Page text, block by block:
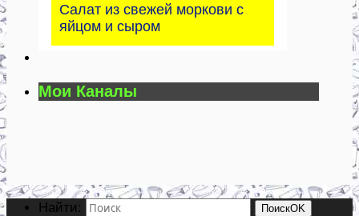
Салат из свежей моркови с
яйцом и сыром
Мои Каналы
Найти: ПоискOK